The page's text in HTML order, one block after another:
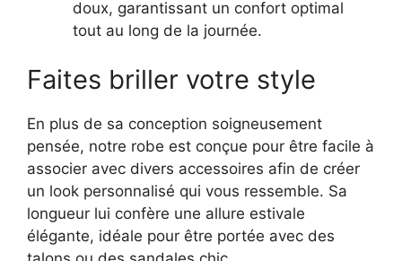
doux, garantissant un confort optimal
tout au long de la journée.
Faites briller votre style
En plus de sa conception soigneusement
pensée, notre robe est conçue pour être facile à
associer avec divers accessoires afin de créer
un look personnalisé qui vous ressemble. Sa
longueur lui confère une allure estivale
élégante, idéale pour être portée avec des